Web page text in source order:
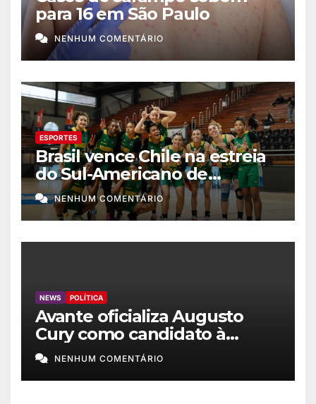
para 16 em São Paulo
NENHUM COMENTÁRIO
ESPORTES
Brasil vence Chile na estreia
do Sul-Americano de
basquete feminino
NENHUM COMENTÁRIO
NEWS POLÍTICA
Avante oficializa Augusto
Cury como candidato à
Presidência
NENHUM COMENTÁRIO